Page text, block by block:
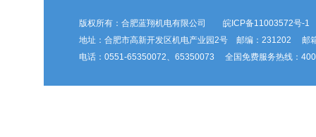
版权所有：合肥蓝翔机电有限公司 皖ICP备11003572号-1
地址：合肥市高新开发区机电产业园2号 邮编：231202 邮
电话：0551-65350072、65350073 全国免费服务热线：